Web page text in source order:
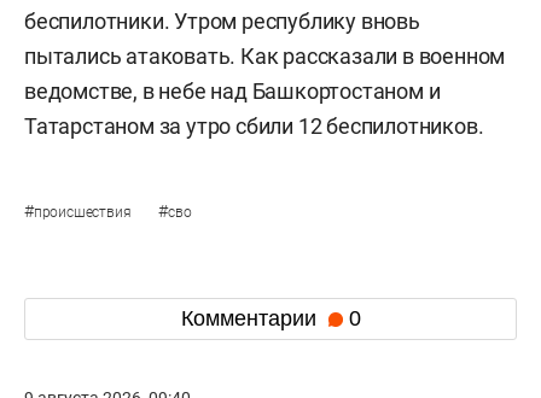
беспилотники. Утром республику вновь
пытались атаковать. Как рассказали в военном
ведомстве, в небе над Башкортостаном и
Татарстаном за утро сбили 12 беспилотников.
#происшествия #сво
Комментарии 0